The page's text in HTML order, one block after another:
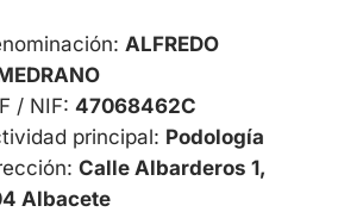
ALFREDO
/ NIF: 47068462C
principal: Podología
Calle Albarderos 1,
Albacete